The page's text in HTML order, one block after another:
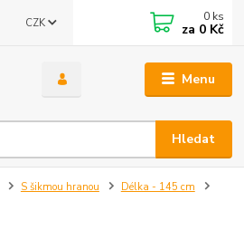
Menu
CZK
Hledat
0 ks
za 0 Kč
S šikmou hranou
Délka - 145 cm